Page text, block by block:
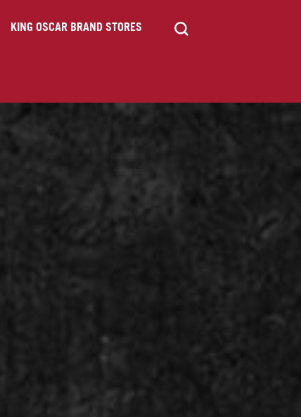
KING OSCAR BRAND STORES